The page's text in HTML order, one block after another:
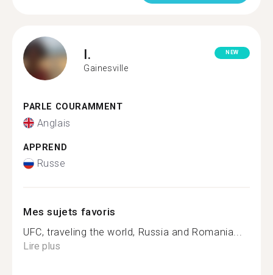
I.
Gainesville
NEW
PARLE COURAMMENT
Anglais
APPREND
Russe
Mes sujets favoris
UFC, traveling the world, Russia and Romania...
Lire plus